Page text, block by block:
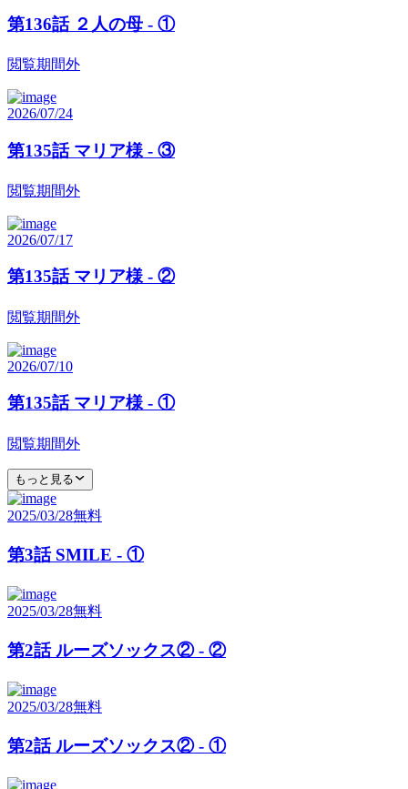
第136話 ２人の母 - ①
閲覧期間外
2026/07/24
第135話 マリア様 - ③
閲覧期間外
2026/07/17
第135話 マリア様 - ②
閲覧期間外
2026/07/10
第135話 マリア様 - ①
閲覧期間外
もっと見る
2025/03/28無料
第3話 SMILE - ①
2025/03/28無料
第2話 ルーズソックス② - ②
2025/03/28無料
第2話 ルーズソックス② - ①